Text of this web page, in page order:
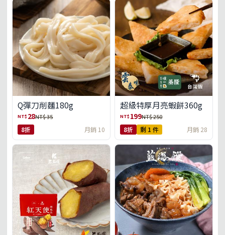
Q彈刀削麵180g
NT$ 28NT$ 35
8折 月銷 10
超級特厚月亮蝦餅360g
NT$ 199NT$ 250
8折 剩 1 件 月銷 28